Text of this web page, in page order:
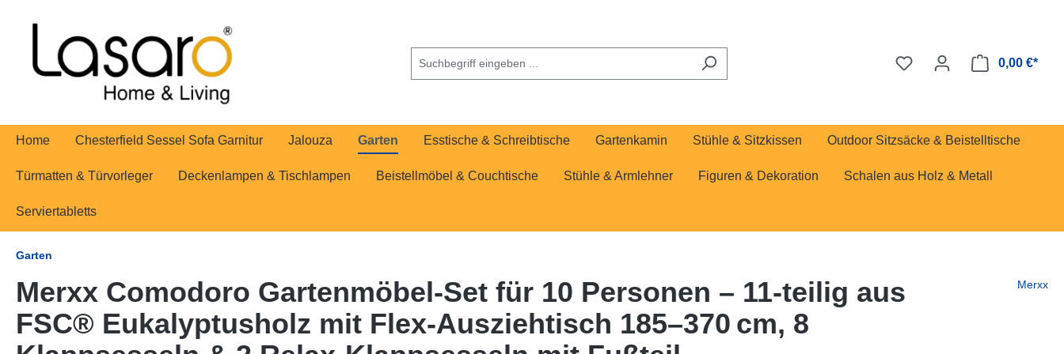
0,00 €*
Home Chesterfield Sessel Sofa Garnitur Jalouza Garten Esstische & Schreibtische Gartenkamin Stühle & Sitzkissen Outdoor Sitzsäcke & Beistelltische
Türmatten & Türvorleger Deckenlampen & Tischlampen Beistellmöbel & Couchtische Stühle & Armlehner Figuren & Dekoration Schalen aus Holz & Metall
Serviertabletts
Garten
Merxx Comodoro Gartenmöbel-Set für 10 Personen – 11-teilig aus
FSC® Eukalyptusholz mit Flex-Ausziehtisch 185–370 cm, 8
Merxx